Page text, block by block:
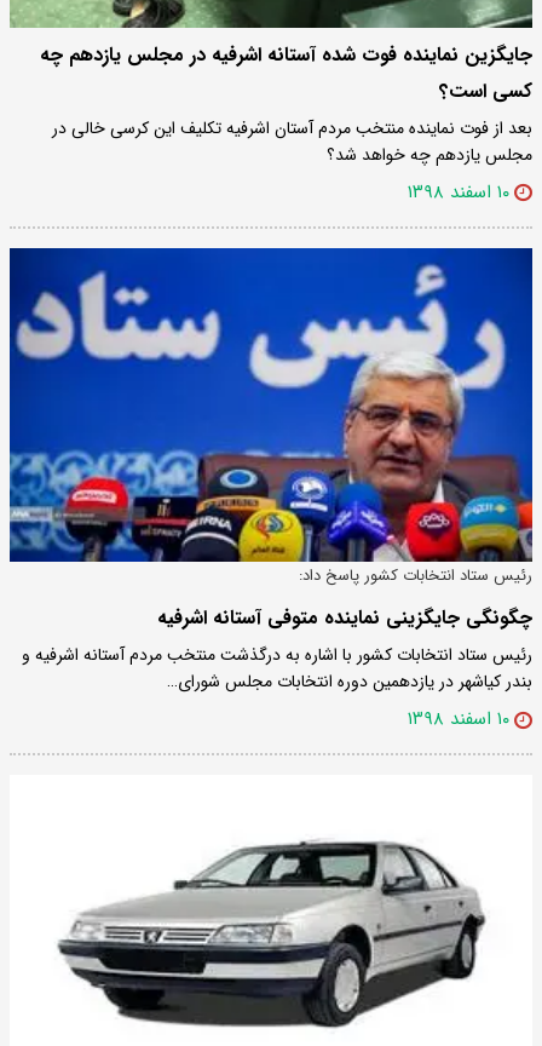
جایگزین نماینده فوت شده آستانه اشرفیه در مجلس یازدهم چه
کسی است؟
بعد از فوت نماینده منتخب مردم آستان اشرفیه تکلیف این کرسی خالی در
مجلس یازدهم چه خواهد شد؟
۱۰ اسفند ۱۳۹۸
رئیس ستاد انتخابات کشور پاسخ داد:
چگونگی جایگزینی نماینده متوفی آستانه اشرفیه
رئیس ستاد انتخابات کشور با اشاره به درگذشت منتخب مردم آستانه اشرفیه و
بندر کیاشهر در یازدهمین دوره انتخابات مجلس شورای…
۱۰ اسفند ۱۳۹۸